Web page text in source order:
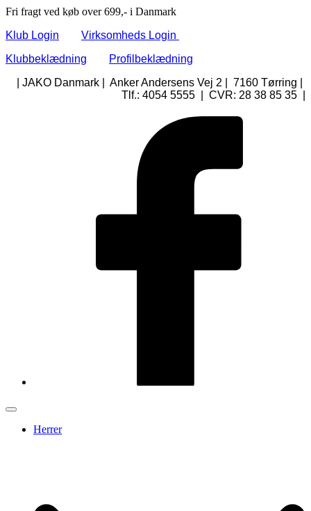
Fri fragt ved køb over 699,- i Danmark
Klub Login
Virksomheds Login
Klubbeklædning
Profilbeklædning
| JAKO Danmark | Anker Andersens Vej 2 | 7160 Tørring |
Tlf.: 4054 5555 | CVR: 28 38 85 35 |
Herrer